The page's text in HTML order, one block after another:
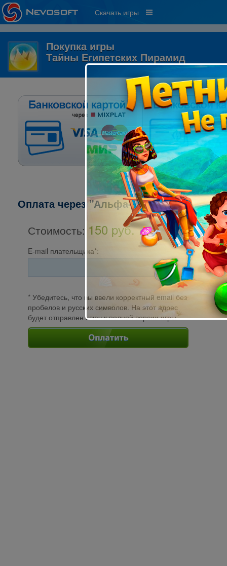
Скачать игры
Покупка игры
Тайны Египетских Пирамид
Оплата через "Альфа-клик":
Стоимость: 150 pуб.
E-mail плательщика*:
* Убедитесь, что вы ввели корректный email без
пробелов и русских символов. На этот адрес
будет отправлен ключ к полной версии игры